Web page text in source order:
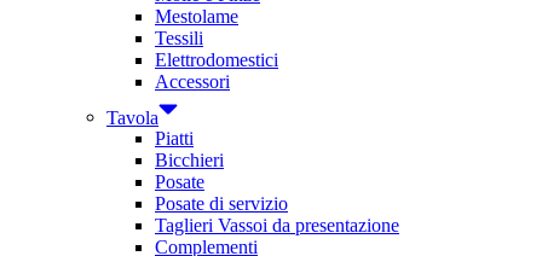
Mestolame
Tessili
Elettrodomestici
Accessori
Tavola
Piatti
Bicchieri
Posate
Posate di servizio
Taglieri Vassoi da presentazione
Complementi